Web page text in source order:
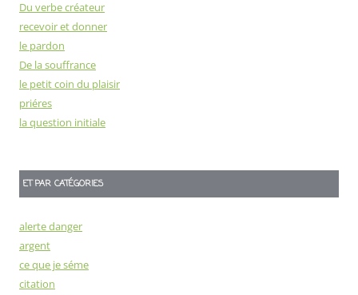
Du verbe créateur
recevoir et donner
le pardon
De la souffrance
le petit coin du plaisir
priéres
la question initiale
ET PAR CATÉGORIES
alerte danger
argent
ce que je séme
citation